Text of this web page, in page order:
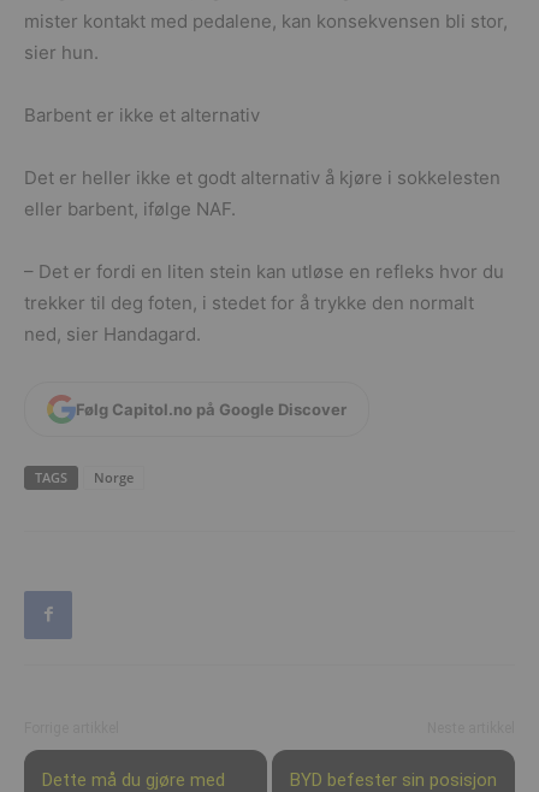
mister kontakt med pedalene, kan konsekvensen bli stor,
sier hun.
Barbent er ikke et alternativ
Det er heller ikke et godt alternativ å kjøre i sokkelesten
eller barbent, ifølge NAF.
– Det er fordi en liten stein kan utløse en refleks hvor du
trekker til deg foten, i stedet for å trykke den normalt
ned, sier Handagard.
Følg Capitol.no på Google Discover
TAGS Norge
Dette må du gjøre med
BYD befester sin posisjon